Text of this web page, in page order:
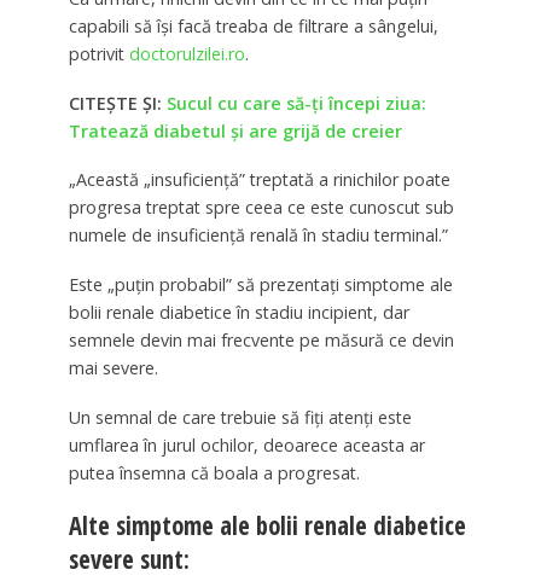
capabili să își facă treaba de filtrare a sângelui,
potrivit doctorulzilei.ro.
CITEȘTE ȘI: Sucul cu care să-ți începi ziua:
Tratează diabetul și are grijă de creier
„Această „insuficiență” treptată a rinichilor poate
progresa treptat spre ceea ce este cunoscut sub
numele de insuficiență renală în stadiu terminal.”
Este „puțin probabil” să prezentați simptome ale
bolii renale diabetice în stadiu incipient, dar
semnele devin mai frecvente pe măsură ce devin
mai severe.
Un semnal de care trebuie să fiți atenți este
umflarea în jurul ochilor, deoarece aceasta ar
putea însemna că boala a progresat.
Alte simptome ale bolii renale diabetice
severe sunt: